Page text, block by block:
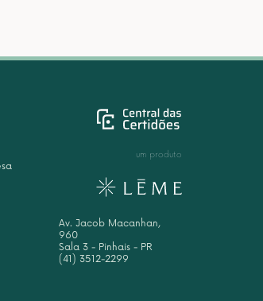
um produto
Av. Jacob Macanhan,
960
Sala 3 - Pinhais - PR
(41) 3512-2299